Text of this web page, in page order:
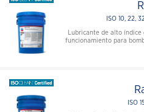
ISO 10, 22,
Lubricante de alto índice
funcionamiento para
ISO